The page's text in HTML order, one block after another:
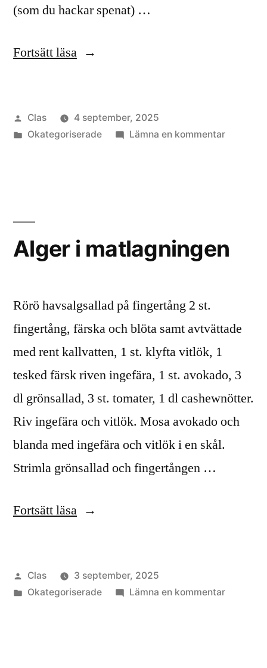
(som du hackar spenat) …
Fortsätt läsa”Alger
Publicerat
av
Clas
4 september, 2025
Publicerat
Okategoriserade Lämna en kommentartill
Alger i matlagningen
Rörö havsalgsallad på fingertång 2 st.
fingertång, färska och blöta samt avtvättade
med rent kallvatten, 1 st. klyfta vitlök, 1
tesked färsk riven ingefära, 1 st. avokado, 3
dl grönsallad, 3 st. tomater, 1 dl cashewnötter.
Riv ingefära och vitlök. Mosa avokado och
blanda med ingefära och vitlök i en skål.
Strimla grönsallad och fingertången …
Fortsätt läsa”Alger
Publicerat
av
Clas
3 september, 2025
Publicerat
Okategoriserade Lämna en kommentartill